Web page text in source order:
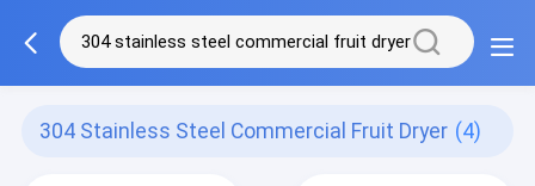
304 Stainless Steel Commercial Fruit Dryer (4)